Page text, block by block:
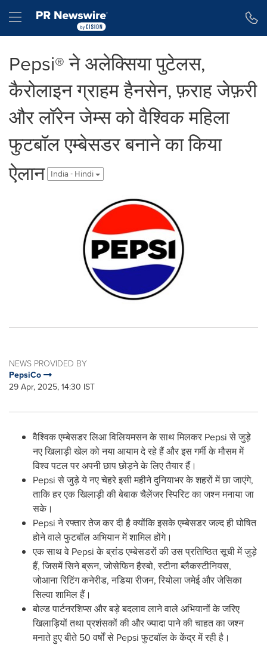
Hamburger menu
Pepsi® ने अलेक्सिया पुटेलस,
कैरोलाइन ग्राहम हैनसेन, फ़राह जेफ़री
और लॉरेन जेम्स को वैश्विक महिला
फुटबॉल एम्बेसडर बनाने का किया
ऐलान
India - Hindi
NEWS PROVIDED BY
PepsiCo
29 Apr, 2025, 14:30 IST
वैश्विक एम्बेसडर लिआ विलियमसन के साथ मिलकर Pepsi से जुड़े
नए खिलाड़ी खेल को नया आयाम दे रहे हैं और इस गर्मी के मौसम में
विश्व पटल पर अपनी छाप छोड़ने के लिए तैयार हैं।
Pepsi से जुड़े ये नए चेहरे इसी महीने दुनियाभर के शहरों में छा जाएंगे,
ताकि हर एक खिलाड़ी की बेबाक चैलेंजर स्पिरिट का जश्न मनाया जा
सके।
Pepsi ने रफ्तार तेज कर दी है क्योंकि इसके एम्बेसडर जल्द ही घोषित
होने वाले फुटबॉल अभियान में शामिल होंगे।
एक साथ वे Pepsi के ब्रांड एम्बेसडरों की उस प्रतिष्ठित सूची में जुड़े
हैं, जिसमें सिने ब्रून, जोसेफिन हैस्बो, स्टीना ब्लैकस्टीनियस,
जोआना रिटिंग कनेरीड, नडिया रीजन, रियोला जमेई और जेसिका
सिल्वा शामिल हैं।
बोल्ड पार्टनरशिप्स और बड़े बदलाव लाने वाले अभियानों के जरिए
खिलाड़ियों तथा प्रशंसकों की और ज्यादा पाने की चाहत का जश्न
मनाते हुए बीते 50 वर्षों से Pepsi फुटबॉल के केंद्र में रही है।